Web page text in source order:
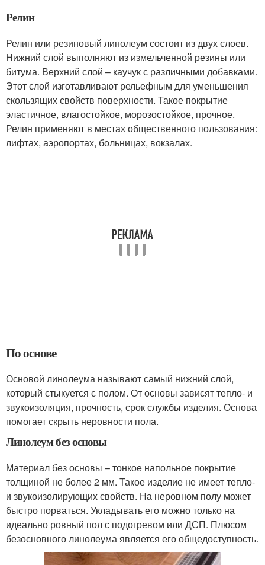
Релин
Релин или резиновый линолеум состоит из двух слоев.
Нижний слой выполняют из измельченной резины или
битума. Верхний слой – каучук с различными добавками.
Этот слой изготавливают рельефным для уменьшения
скользящих свойств поверхности. Такое покрытие
эластичное, влагостойкое, морозостойкое, прочное.
Релин применяют в местах общественного пользования:
лифтах, аэропортах, больницах, вокзалах.
По основе
Основой линолеума называют самый нижний слой,
который стыкуется с полом. От основы зависят тепло- и
звукоизоляция, прочность, срок службы изделия. Основа
помогает скрыть неровности пола.
Линолеум без основы
Материал без основы – тонкое напольное покрытие
толщиной не более 2 мм. Такое изделие не имеет тепло-
и звукоизолирующих свойств. На неровном полу может
быстро порваться. Укладывать его можно только на
идеально ровный пол с подогревом или ДСП. Плюсом
безосновного линолеума является его общедоступность.